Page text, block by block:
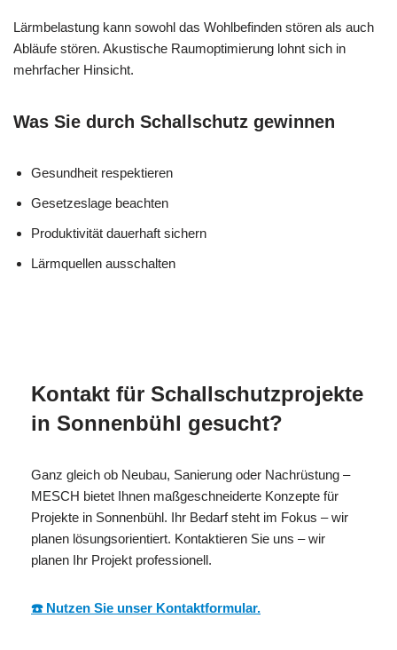
Lärmbelastung kann sowohl das Wohlbefinden stören als auch
Abläufe stören. Akustische Raumoptimierung lohnt sich in
mehrfacher Hinsicht.
Was Sie durch Schallschutz gewinnen
Gesundheit respektieren
Gesetzeslage beachten
Produktivität dauerhaft sichern
Lärmquellen ausschalten
Kontakt für Schallschutzprojekte
in Sonnenbühl gesucht?
Ganz gleich ob Neubau, Sanierung oder Nachrüstung –
MESCH bietet Ihnen maßgeschneiderte Konzepte für
Projekte in Sonnenbühl. Ihr Bedarf steht im Fokus – wir
planen lösungsorientiert. Kontaktieren Sie uns – wir
planen Ihr Projekt professionell.
☎️ Nutzen Sie unser Kontaktformular.